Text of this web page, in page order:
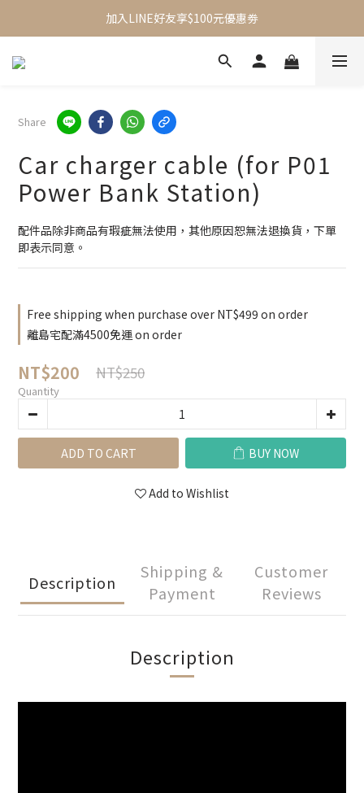
加入會員立即送$100元購物金
加入LINE好友享$100元優惠劵
全館滿$499享免運 (不限商品)
Share
Car charger cable (for P01
Power Bank Station)
配件品除非商品有瑕疵無法使用，其他原因恕無法退換貨，下單
即表示同意。
Free shipping when purchase over NT$499 on order
離島宅配滿4500免運 on order
NT$200 NT$250
Quantity
ADD TO CART BUY NOW
Add to Wishlist
Description
Shipping &
Payment
Customer
Reviews
Description